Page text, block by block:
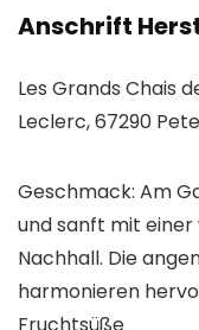
Anschrift
Les Grands Chais
Leclerc, 67290
Geschmack: Am
und sanft mit
Nachhall. Die
harmonieren